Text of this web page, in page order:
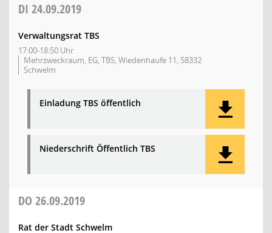
DI 24.09.2019
Verwaltungsrat TBS
17:00-18:50 Uhr
Mehrzweckraum, EG, TBS, Wiedenhaufe 11, 58332
Schwelm
Einladung TBS öffentlich
Niederschrift Öffentlich TBS
DO 26.09.2019
Rat der Stadt Schwelm